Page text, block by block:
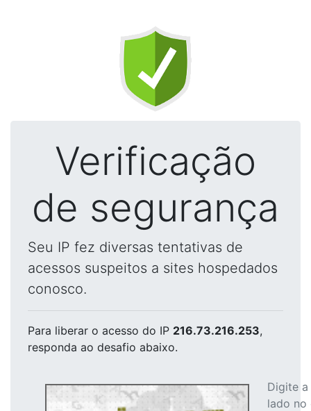
Verificação
de segurança
Seu IP fez diversas tentativas de
acessos suspeitos a sites hospedados
conosco.
Para liberar o acesso do IP 216.73.216.253,
responda ao desafio abaixo.
Digite
lado no